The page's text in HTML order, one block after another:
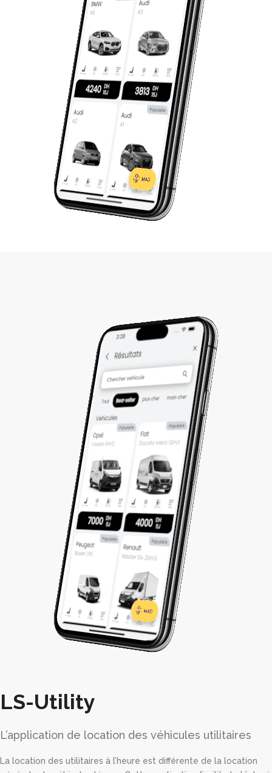
LS-Utility
L’application de location des véhicules utilitaires
La location des utilitaires à l’heure est différente de la location